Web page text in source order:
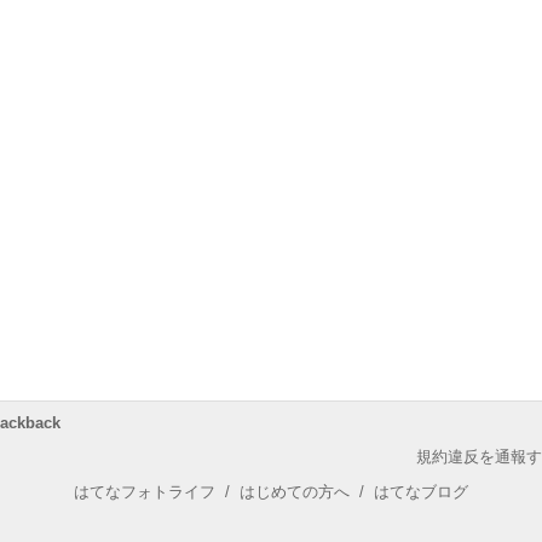
規約違反を通報
はてなフォトライフ / はじめての方へ / はてなブログ